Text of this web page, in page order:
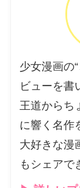
少女漫画の
ビューを書
王道からち
に響く名作
大好きな漫
もシェア